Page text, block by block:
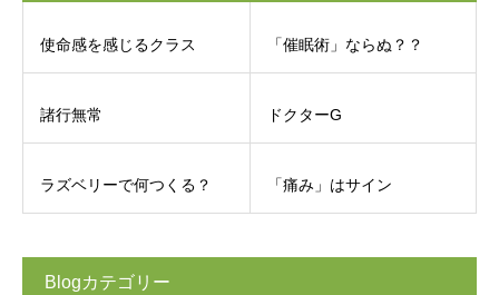
使命感を感じるクラス 「催眠術」ならぬ？？
諸行無常 ドクターG
ラズベリーで何つくる？ 「痛み」はサイン
Blogカテゴリー